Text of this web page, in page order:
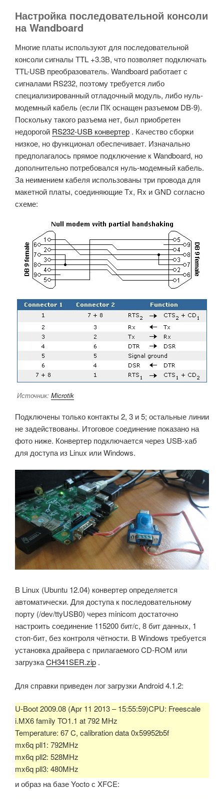
Настройка последовательной консоли
на Wandboard
Многие платы используют для последовательной
консоли сигналы TTL +3.3В, что позволяет подключать
TTL-USB преобразователь. Wandboard работает с
сигналами RS232, поэтому требуется либо
специализированный отладочный модуль, либо нуль-
модемный кабель (если ПК оснащен разъемом DB-9).
Поскольку такого разъема нет, был приобретен
недорогой RS232-USB конвертер . Качество сборки
низкое, но функционал обеспечивает. Изначально
предполагалось прямое подключение к Wandboard, но
дополнительно потребовался нуль-модемный кабель.
За неимением кабеля использованы три провода для
макетной платы, соединяющие Tx, Rx и GND согласно
схеме:
Источник: Microtik
Подключены только контакты 2, 3 и 5; остальные линии
не задействованы. Итоговое соединение показано на
фото ниже. Конвертер подключается через USB-хаб
для доступа из Linux или Windows.
В Linux (Ubuntu 12.04) конвертер определяется
автоматически. Для доступа к последовательному
порту (/dev/ttyUSB0) через minicom достаточно
настроить соединение 115200 бит/с, 8 бит данных, 1
стоп-бит, без контроля чётности. В Windows требуется
установка драйвера с прилагаемого CD-ROM или
загрузкаCH341SER.zip .
Для справки приведен лог загрузки Android 4.1.2:
U-Boot 2009.08 (Apr 11 2013 – 15:55:59)CPU: Freescale
i.MX6 family TO1.1 at 792 MHz
Temperature: 67 C, calibration data 0x59952b5f
mx6q pll1: 792MHz
mx6q pll2: 528MHz
mx6q pll3: 480MHz
mx6q pll8: 50MHz
и образ на базе Yocto с XFCE: